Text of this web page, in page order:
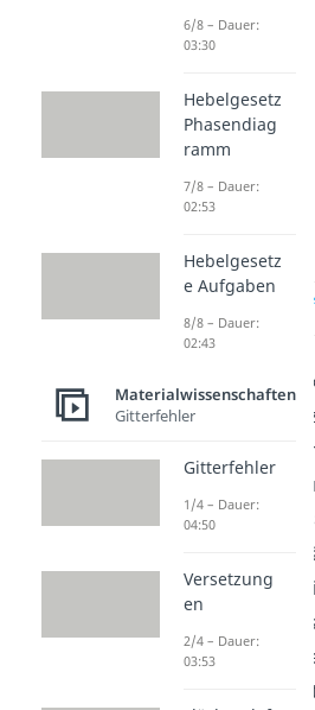
Eutektoid
zur
(01:38)
Phasenübergang
fest. Hingegen
zwischen einer
Zusammenhang
Kohlenstoff-
bei Senkung der
Übergang zu
6/8 – Dauer:
03:30
Hebelgesetz
Phasendiag
ramm
7/8 – Dauer:
02:53
Hebelgesetz
e Aufgaben
8/8 – Dauer:
02:43
Materialwissenschaften
Gitterfehler
Gitterfehler
1/4 – Dauer:
04:50
Versetzung
en
2/4 – Dauer:
03:53